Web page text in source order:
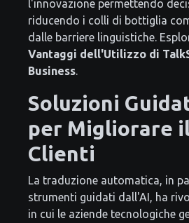
l'innovazione permettendo
riducendo i colli di bottiglia
dalle barriere linguistiche.
Vantaggi dell'Utilizzo di
Business
Soluzioni
per Migliorare
Clienti
La traduzione automatica, in
strumenti guidati dall'AI, ha
in cui le aziende tecnologiche